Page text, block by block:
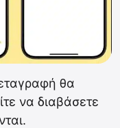
θα
να διαβάσετε